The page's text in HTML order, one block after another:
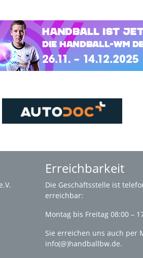
Erreichbarkeit
Die Geschäftsstelle ist
erreichbar:
Montag bis Freitag 08:00 –
Sie erreichen uns auch per
info(@)handballbw.de.